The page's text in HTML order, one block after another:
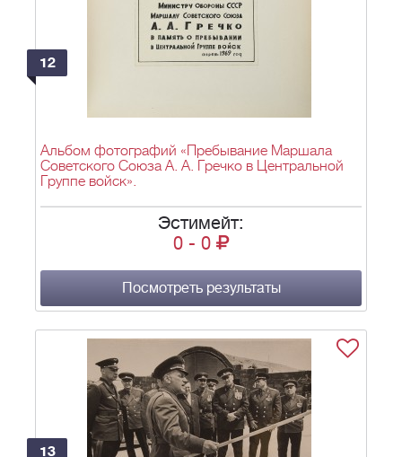
12
Альбом фотографий «Пребывание Маршала
Советского Союза А. А. Гречко в Центральной
Группе войск».
Эстимейт:
0 - 0
Посмотреть результаты
13